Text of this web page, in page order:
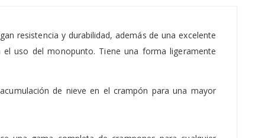
resistencia y durabilidad, además de una excelente
uso del monopunto. Tiene una forma ligeramente
de nieve en el crampón para una mayor